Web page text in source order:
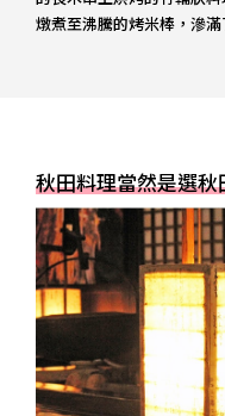
燉煮至沸騰的烤米棒，滲滿
秋田料理當然是選